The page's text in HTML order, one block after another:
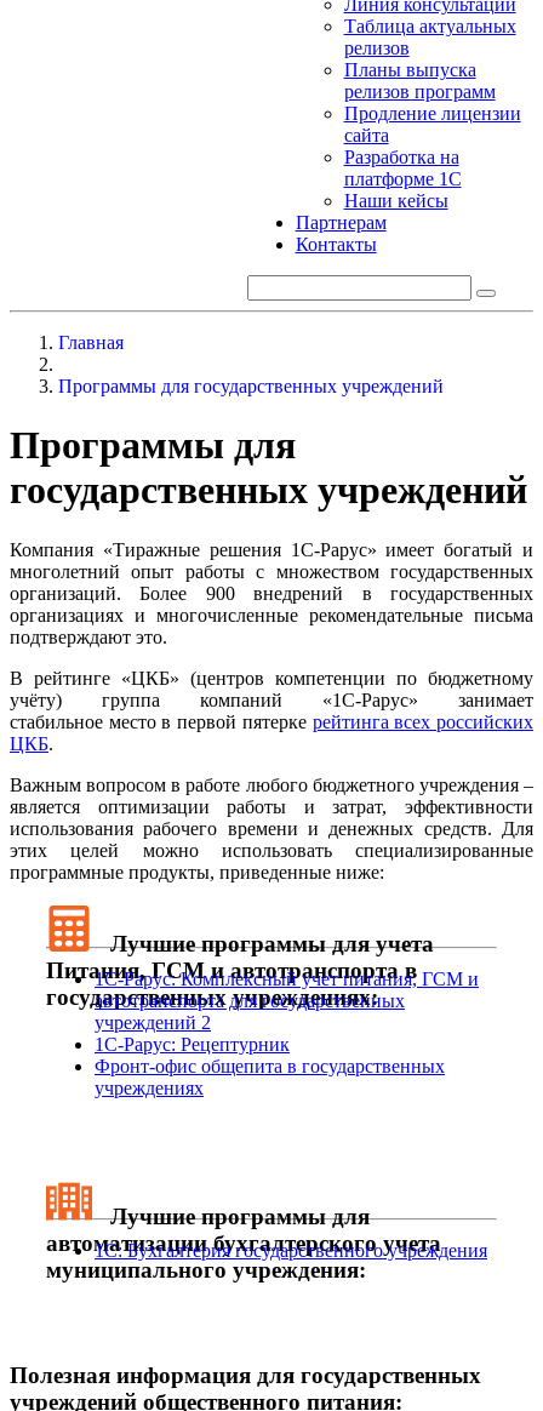
Таблица актуальных
релизов
Планы выпуска
релизов программ
Продление лицензии
сайта
Разработка на
платформе 1С
Наши кейсы
Партнерам
Контакты
Главная
Программы для государственных учреждений
Программы для
государственных учреждений
Компания «Тиражные решения 1С-Рарус» имеет богатый и
многолетний опыт работы с множеством государственных
организаций. Более 900 внедрений в государственных
организациях и многочисленные рекомендательные письма
подтверждают это.
В рейтинге «ЦКБ» (центров компетенции по бюджетному
учёту) группа компаний «1С-Рарус» занимает
стабильное место в первой пятерке рейтинга всех российских
ЦКБ.
Важным вопросом в работе любого бюджетного учреждения –
является оптимизации работы и затрат, эффективности
использования рабочего времени и денежных средств. Для
этих целей можно использовать специализированные
программные продукты, приведенные ниже:
Лучшие программы для учета
Питания, ГСМ и автотранспорта в
государственных учреждениях:
1С-Рарус: Комплексный учет питания, ГСМ и
автотранспорта для государственных
учреждений 2
1С-Рарус: Рецептурник
Фронт-офис общепита в государственных
учреждениях
Лучшие программы для
автоматизации бухгалтерского учета
муниципального учреждения:
1С: Бухгалтерия государственного учреждения
Полезная информация для государственных
учреждений общественного питания: